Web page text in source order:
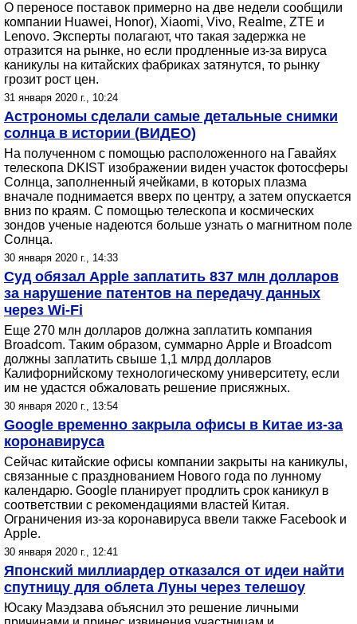
О переносе поставок примерно на две недели сообщили
компании Huawei, Honor), Xiaomi, Vivo, Realme, ZTE и
Lenovo. Эксперты полагают, что такая задержка не
отразится на рынке, но если продленные из-за вируса
каникулы на китайских фабриках затянутся, то рынку
грозит рост цен.
31 января 2020 г., 10:24
Астрономы сделали самые детальные снимки
солнца в истории (ВИДЕО)
На полученном с помощью расположенного на Гавайях
телескопа DKIST изображении виден участок фотосферы
Солнца, заполненный ячейками, в которых плазма
вначале поднимается вверх по центру, а затем опускается
вниз по краям. С помощью телескопа и космических
зондов ученые надеются больше узнать о магнитном поле
Солнца.
30 января 2020 г., 14:33
Суд обязал Apple заплатить 837 млн долларов
за нарушение патентов на передачу данных
через Wi-Fi
Еще 270 млн долларов должна заплатить компания
Broadcom. Таким образом, суммарно Apple и Broadcom
должны заплатить свыше 1,1 млрд долларов
Калифорнийскому технологическому университету, если
им не удастся обжаловать решение присяжных.
30 января 2020 г., 13:54
Google временно закрыла офисы в Китае из-за
коронавируса
Сейчас китайские офисы компании закрыты на каникулы,
связанные с празднованием Нового года по лунному
календарю. Google планирует продлить срок каникул в
соответствии с рекомендациями властей Китая.
Ограничения из-за коронавируса ввели также Facebook и
Apple.
30 января 2020 г., 12:41
Японский миллиардер отказался от идеи найти
спутницу для облета Луны через телешоу
Юсаку Маэдзава объяснил это решение личными